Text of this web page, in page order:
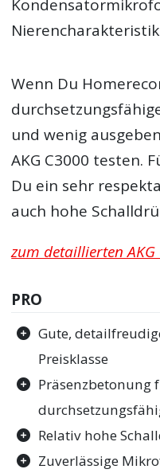
Wenn Du
und wenig
AKG C3000 testen.
Du ein sehr
auch hohe
zum detaillierten AKG
PRO
Gute,
Preisklasse
Präsenzbetonung
Relativ hohe
Zuverlässige